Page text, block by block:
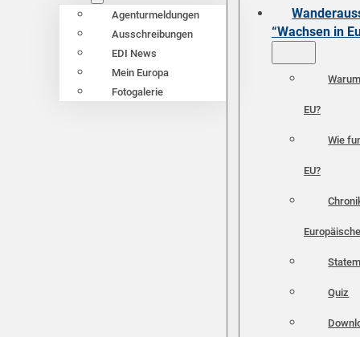
Agenturmeldungen
Ausschreibungen
EDI News
Mein Europa
Fotogalerie
“Wachsen in
EU?
Wie
EU?
Quiz